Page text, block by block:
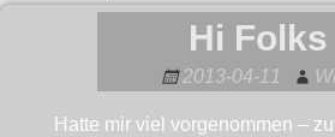
Hi Folks
2013-04-11
Hatte mir viel vorgenommen –